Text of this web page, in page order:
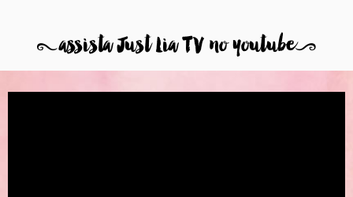
8assista Just Lia TV no youtube9